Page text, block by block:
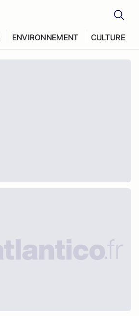
ENVIRONNEMENT CULTURE